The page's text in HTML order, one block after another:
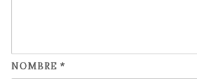
NOMBRE *